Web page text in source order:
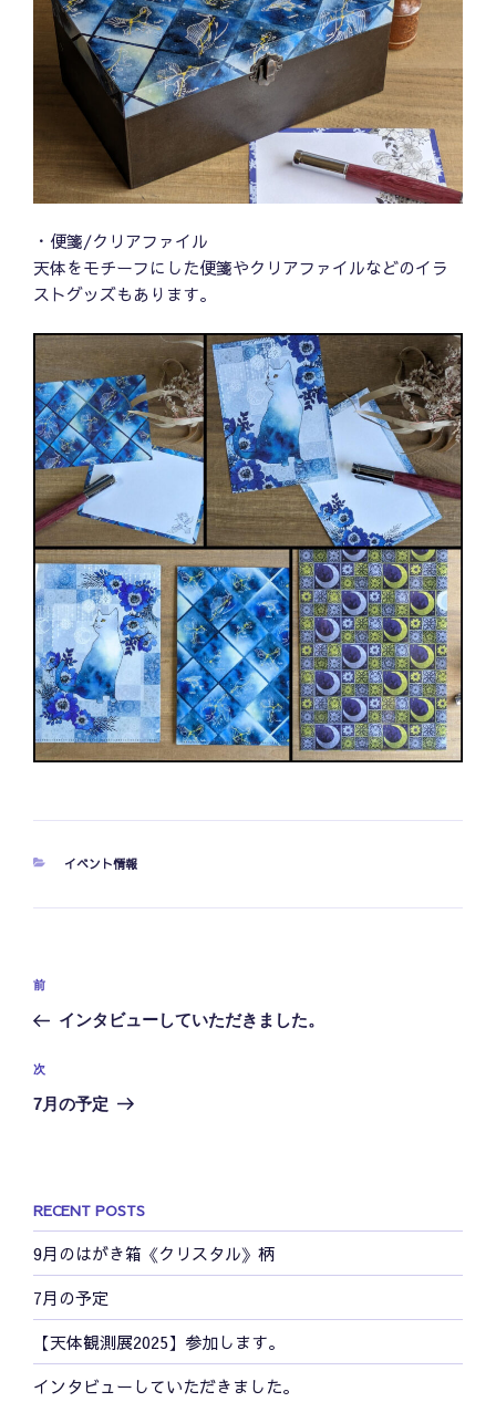
・便箋/クリアファイル
天体をモチーフにした便箋やクリアファイルなどのイラ
ストグッズもあります。
カ
イベント情報
投
ビ
ゲ
ン
前
の
稿
前
インタビューしていただきました。
次
の
次
7月の予定
RECENT POSTS
9月のはがき箱《クリスタル》柄
7月の予定
【天体観測展2025】参加します。
インタビューしていただきました。